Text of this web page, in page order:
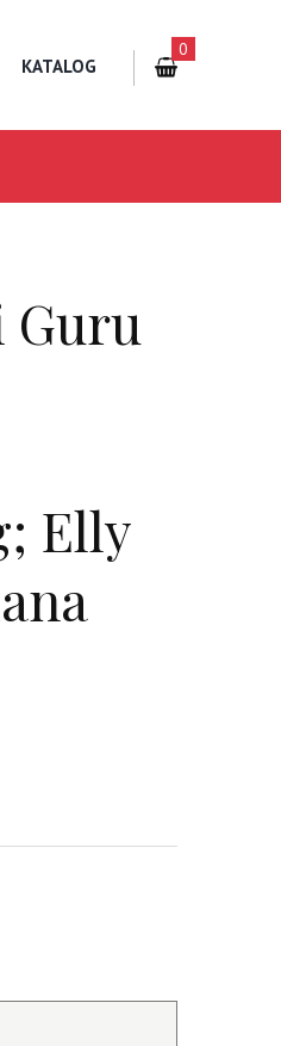
KATALOG
0
Guru
Elly